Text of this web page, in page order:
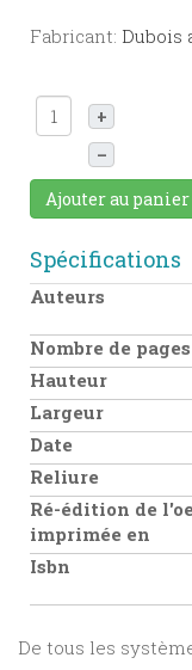
Fabricant: Dubois
+
–
Ajouter au panier
Spécifications
Auteurs
Nombre de pages
Hauteur
Largeur
Date
Reliure
Ré-édition de
imprimée en
Isbn
De tous les